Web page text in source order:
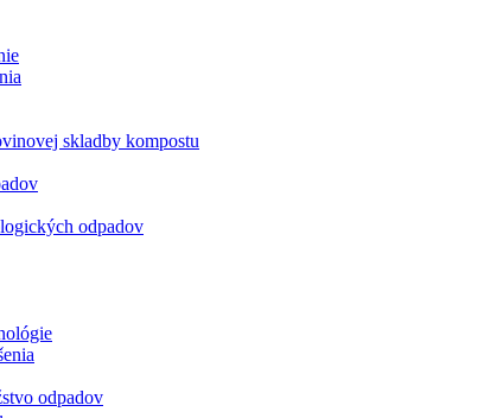
skladby kompostu
odpadov
odpadov